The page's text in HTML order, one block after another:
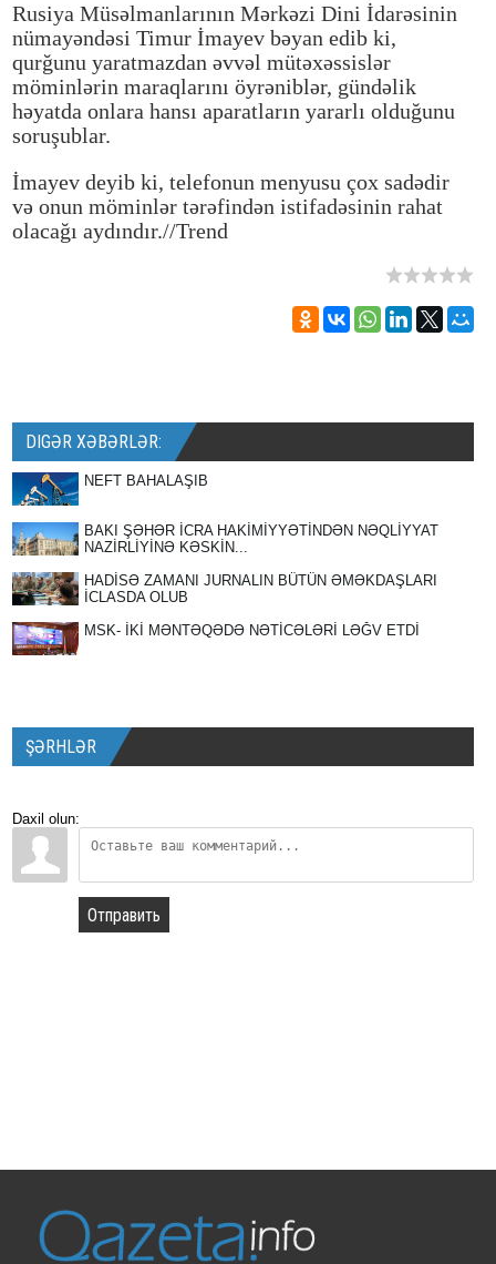
Rusiya Müsəlmanlarının Mərkəzi Dini İdarəsinin
nümayəndəsi Timur İmayev bəyan edib ki,
qurğunu yaratmazdan əvvəl mütəxəssislər
möminlərin maraqlarını öyrəniblər, gündəlik
həyatda onlara hansı aparatların yararlı olduğunu
soruşublar.
İmayev deyib ki, telefonun menyusu çox sadədir
və onun möminlər tərəfindən istifadəsinin rahat
olacağı aydındır.//Trend
DIGƏR XƏBƏRLƏR:
NEFT BAHALAŞIB
BAKI ŞƏHƏR İCRA HAKİMİYYƏTİNDƏN NƏQLİYYAT
NAZİRLİYİNƏ KƏSKİN...
HADİSƏ ZAMANI JURNALIN BÜTÜN ƏMƏKDAŞLARI
İCLASDA OLUB
MSK- İKİ MƏNTƏQƏDƏ NƏTİCƏLƏRİ LƏĞV ETDİ
ŞƏRHLƏR
Daxil olun:
Отправить